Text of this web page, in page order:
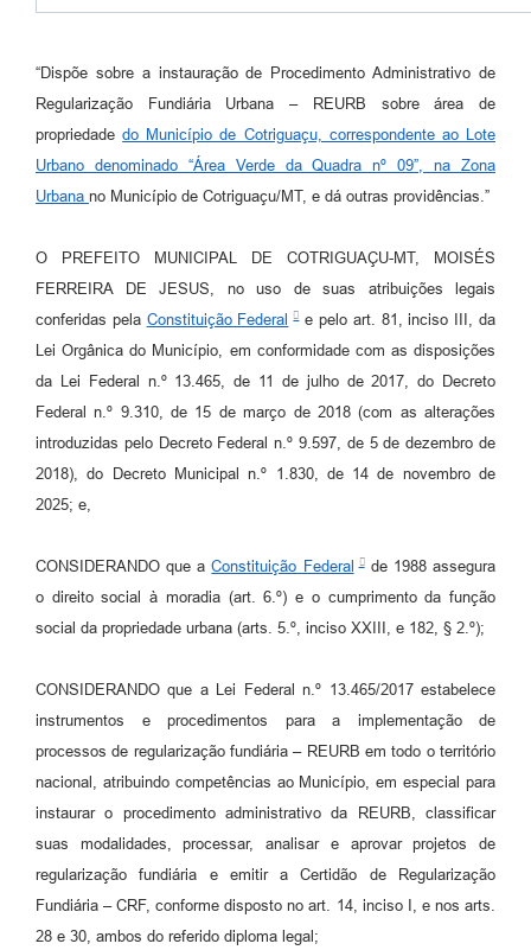
Editais
Serviços Online
Enquete
Agenda
Diário Oficial
“Dispõe sobre a instauração de Procedimento Administrativo de
Regularização Fundiária Urbana – REURB sobre área de
propriedadedo Município de Cotriguaçu, correspondente ao Lote
Urbano denominado “Área Verde da Quadra nº 09”, na Zona
Urbana no Município de Cotriguaçu/MT, e dá outras providências.”
O PREFEITO MUNICIPAL DE COTRIGUAÇU-MT, MOISÉS
FERREIRA DE JESUS, no uso de suas atribuições legais
conferidas pela Constituição Federal
e pelo art. 81, inciso III, da
Lei Orgânica do Município, em conformidade com as disposições
da Lei Federal n.º 13.465, de 11 de julho de 2017, do Decreto
Federal n.º 9.310, de 15 de março de 2018 (com as alterações
introduzidas pelo Decreto Federal n.º 9.597, de 5 de dezembro de
2018), do Decreto Municipal n.º 1.830, de 14 de novembro de
2025; e,
CONSIDERANDO que aConstituição Federal
de 1988 assegura
o direito social à moradia (art. 6.º) e o cumprimento da função
social da propriedade urbana (arts. 5.º, inciso XXIII, e 182, § 2.º);
CONSIDERANDO que a Lei Federal n.º 13.465/2017 estabelece
instrumentos e procedimentos para a implementação de
processos de regularização fundiária – REURB em todo o território
nacional, atribuindo competências ao Município, em especial para
instaurar o procedimento administrativo da REURB, classificar
suas modalidades, processar, analisar e aprovar projetos de
regularização fundiária e emitir a Certidão de Regularização
Fundiária – CRF, conforme disposto no art. 14, inciso I, e nos arts.
28 e 30, ambos do referido diploma legal;